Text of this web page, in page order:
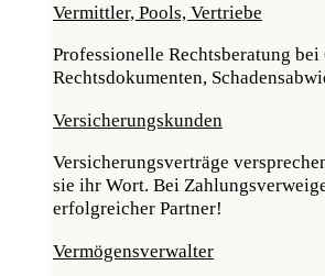
Vermittler, Pools, Vertriebe
Professionelle Rechtsberatung
Rechtsdokumenten,
Versicherungskunden
Versicherungsverträge
sie ihr Wort. Bei
erfolgreicher Partner!
Vermögensverwalter